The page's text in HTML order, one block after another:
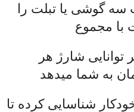
سه گوشی یا تبلت را
جریان 3.1 آمپر توانایی شارژ هر
به شما میدهد
شناسایی کرده تا